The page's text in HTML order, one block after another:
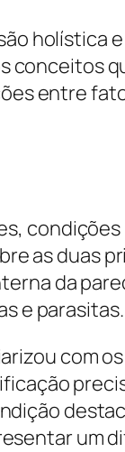
holística
conceitos
entre
condições
as duas
da
e parasitas.
com
um